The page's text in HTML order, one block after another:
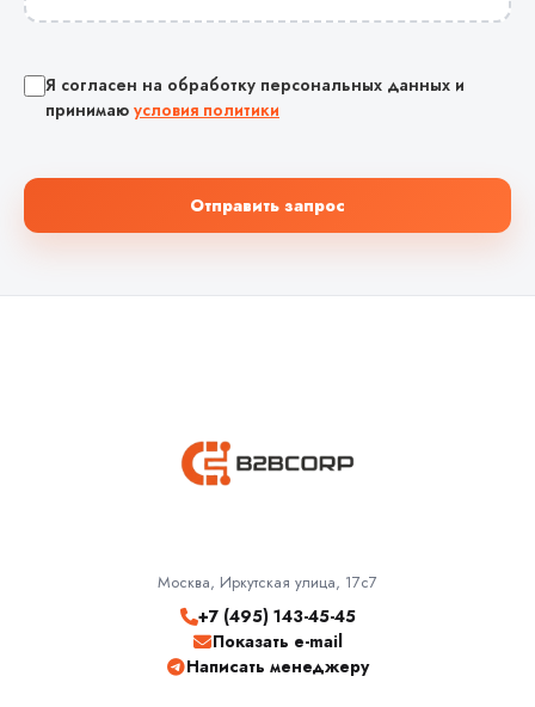
Я согласен на обработку персональных данных и
принимаю условия политики
Отправить запрос
Москва, Иркутская улица, 17с7
+7 (495) 143-45-45
Показать e-mail
Написать менеджеру